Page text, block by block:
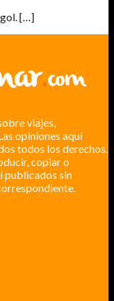
[…]
viajes,
opiniones aquí
todos los derechos.
copiar o
publicados sin